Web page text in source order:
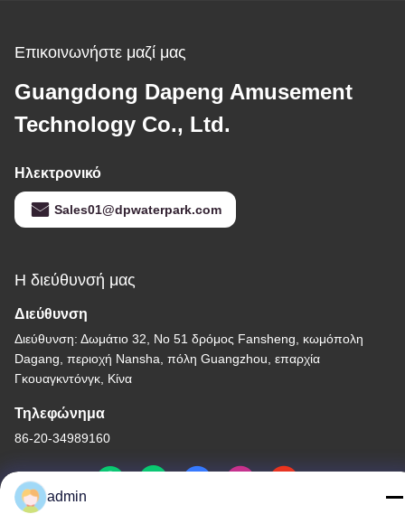
Επικοινωνήστε μαζί μας
Guangdong Dapeng Amusement
Technology Co., Ltd.
Ηλεκτρονικό
Sales01@dpwaterpark.com
Η διεύθυνσή μας
Διεύθυνση
Διεύθυνση: Δωμάτιο 32, Νο 51 δρόμος Fansheng, κωμόπολη
Dagang, περιοχή Nansha, πόλη Guangzhou, επαρχία
Γκουαγκντόνγκ, Κίνα
Τηλεφώνημα
86-20-34989160
admin